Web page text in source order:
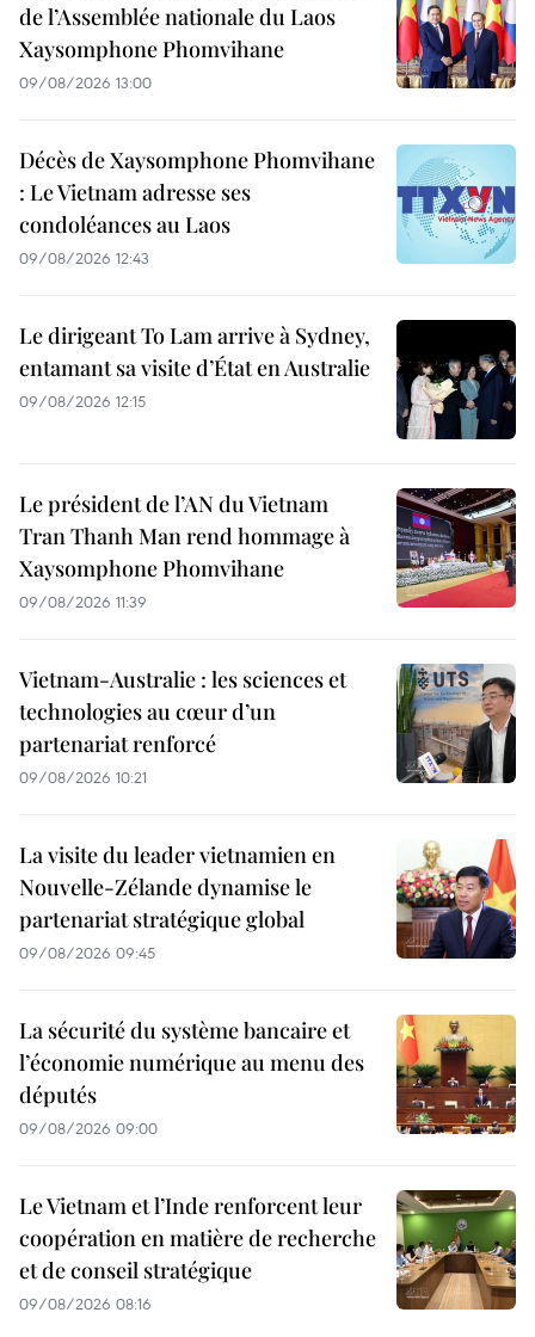
de l’Assemblée nationale du Laos
Xaysomphone Phomvihane
09/08/2026 13:00
Décès de Xaysomphone Phomvihane
: Le Vietnam adresse ses
condoléances au Laos
09/08/2026 12:43
Le dirigeant To Lam arrive à Sydney,
entamant sa visite d’État en Australie
09/08/2026 12:15
Le président de l’AN du Vietnam
Tran Thanh Man rend hommage à
Xaysomphone Phomvihane
09/08/2026 11:39
Vietnam-Australie : les sciences et
technologies au cœur d’un
partenariat renforcé
09/08/2026 10:21
La visite du leader vietnamien en
Nouvelle-Zélande dynamise le
partenariat stratégique global
09/08/2026 09:45
La sécurité du système bancaire et
l’économie numérique au menu des
députés
09/08/2026 09:00
Le Vietnam et l’Inde renforcent leur
coopération en matière de recherche
et de conseil stratégique
09/08/2026 08:16